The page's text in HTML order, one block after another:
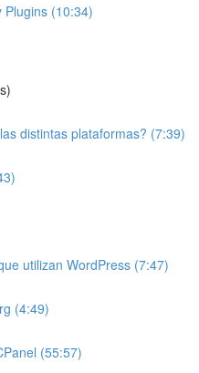
Plugins (10:34)
distintas plataformas? (7:39)
utilizan WordPress (7:47)
(4:49)
(55:57)